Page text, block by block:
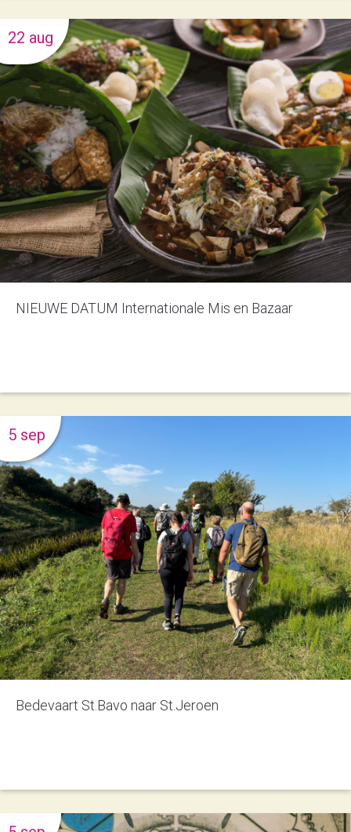
NIEUWE DATUM Internationale Mis en Bazaar
22 aug
Bedevaart St.Bavo naar St.Jeroen
5 sep